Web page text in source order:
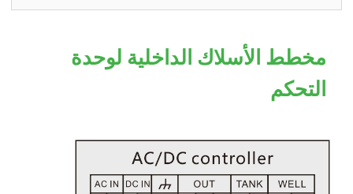
مخطط الأسلاك الداخلية لوحدة
التحكم